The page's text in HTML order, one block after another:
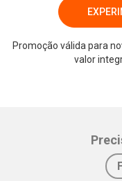
Promoção válida para
valor